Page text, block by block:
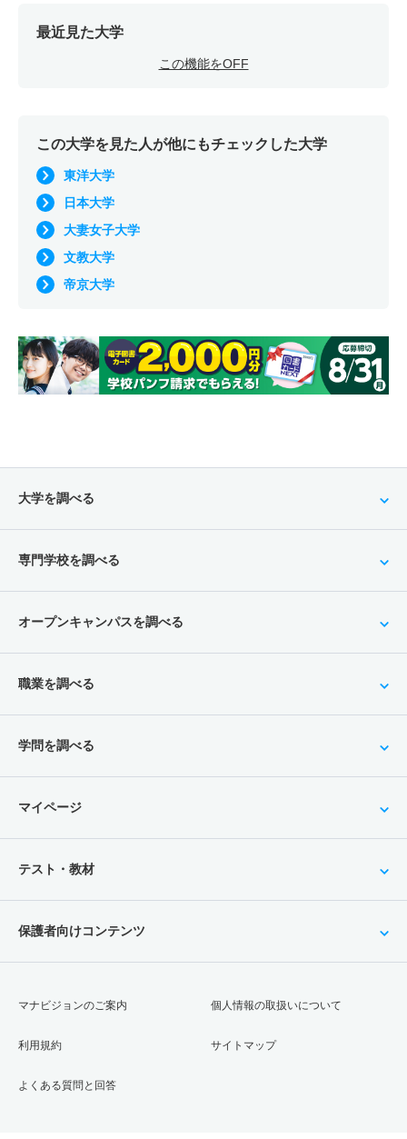
最近見た大学
この機能をOFF
この大学を見た人が他にもチェックした大学
東洋大学
日本大学
大妻女子大学
文教大学
帝京大学
大学を調べる
専門学校を調べる
オープンキャンパスを調べる
職業を調べる
学問を調べる
マイページ
テスト・教材
保護者向けコンテンツ
マナビジョンのご案内
利用規約
よくある質問と回答
個人情報の取扱いについて
サイトマップ